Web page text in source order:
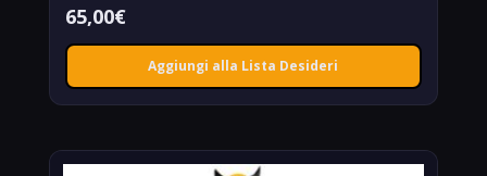
65,00€
Aggiungi alla Lista Desideri